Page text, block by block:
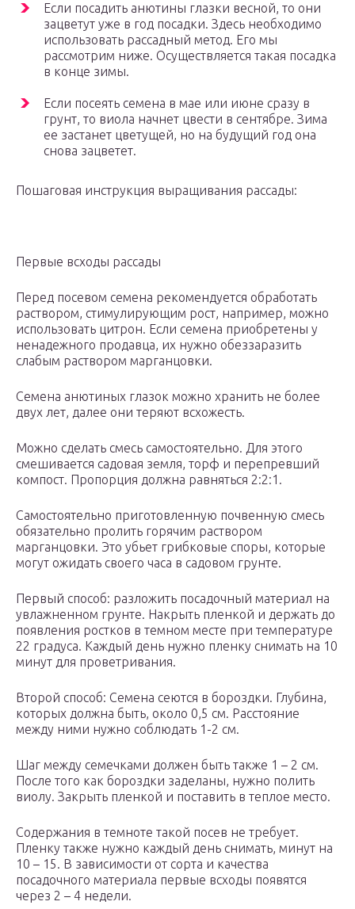
Если посадить анютины глазки весной, то они
зацветут уже в год посадки. Здесь необходимо
использовать рассадный метод. Его мы
рассмотрим ниже. Осуществляется такая посадка
в конце зимы.
Если посеять семена в мае или июне сразу в
грунт, то виола начнет цвести в сентябре. Зима
ее застанет цветущей, но на будущий год она
снова зацветет.
Пошаговая инструкция выращивания рассады:
Первые всходы рассады
Перед посевом семена рекомендуется обработать
раствором, стимулирующим рост, например, можно
использовать цитрон. Если семена приобретены у
ненадежного продавца, их нужно обеззаразить
слабым раствором марганцовки.
Семена анютиных глазок можно хранить не более
двух лет, далее они теряют всхожесть.
Можно сделать смесь самостоятельно. Для этого
смешивается садовая земля, торф и перепревший
компост. Пропорция должна равняться 2:2:1.
Самостоятельно приготовленную почвенную смесь
обязательно пролить горячим раствором
марганцовки. Это убьет грибковые споры, которые
могут ожидать своего часа в садовом грунте.
Первый способ: разложить посадочный материал на
увлажненном грунте. Накрыть пленкой и держать до
появления ростков в темном месте при температуре
22 градуса. Каждый день нужно пленку снимать на 10
минут для проветривания.
Второй способ: Семена сеются в бороздки. Глубина,
которых должна быть, около 0,5 см. Расстояние
между ними нужно соблюдать 1-2 см.
Шаг между семечками должен быть также 1 – 2 см.
После того как бороздки заделаны, нужно полить
виолу. Закрыть пленкой и поставить в теплое место.
Содержания в темноте такой посев не требует.
Пленку также нужно каждый день снимать, минут на
10 – 15. В зависимости от сорта и качества
посадочного материала первые всходы появятся
через 2 – 4 недели.